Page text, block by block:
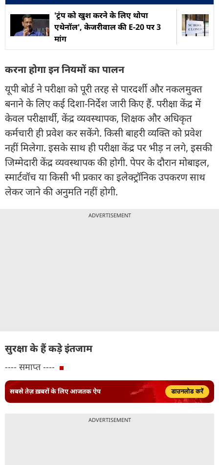
'ट्रंप को खुश करने के लिए थोपा
एथेनॉल', केजरीवाल की E-20 पर 3
मांग
करना होगा इन नियमों का पालन
यूपी बोर्ड ने परीक्षा को पूरी तरह से पारदर्शी और नकलमुक्त
बनाने के लिए कई दिशा-निर्देश जारी किए हैं. परीक्षा केंद्र में
केवल परीक्षार्थी, केंद्र व्यवस्थापक, शिक्षक और अधिकृत
कर्मचारी ही प्रवेश कर सकेंगे. किसी बाहरी व्यक्ति को प्रवेश
नहीं मिलेगा. इसके साथ ही परीक्षा केंद्र पर भीड़ न लगे, इसकी
जिम्मेदारी केंद्र व्यवस्थापक की होगी. पेपर के दौरान मोबाइल,
स्मार्टवॉच या किसी भी प्रकार का इलेक्ट्रॉनिक उपकरण साथ
लेकर जाने की अनुमति नहीं होगी.
ADVERTISEMENT
सुरक्षा के हैं कड़े इंतजाम
---- समाप्त ----
सबसे तेज़ ख़बरों के लिए आजतक ऐप डाउनलोड करें
ADVERTISEMENT